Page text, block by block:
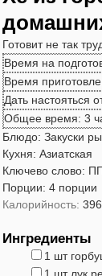
Готовит не так
Время на
Время
Дать настояться
Общее время: 3
Блюдо: Закуски
Кухня: Азиатская
Ключево слово:
Порции: 4 порции
Калорийность: 396
Ингредиенты
▢1 шт
▢